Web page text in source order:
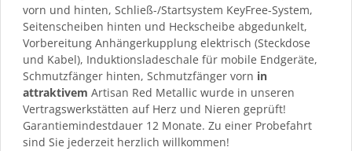
vorn und hinten, Schließ-/Startsystem KeyFree-System,
Seitenscheiben hinten und Heckscheibe abgedunkelt,
Vorbereitung Anhängerkupplung elektrisch (Steckdose
und Kabel), Induktionsladeschale für mobile Endgeräte,
Schmutzfänger hinten, Schmutzfänger vorn in
attraktivem Artisan Red Metallic wurde in unseren
Vertragswerkstätten auf Herz und Nieren geprüft!
Garantiemindestdauer 12 Monate. Zu einer Probefahrt
sind Sie jederzeit herzlich willkommen!